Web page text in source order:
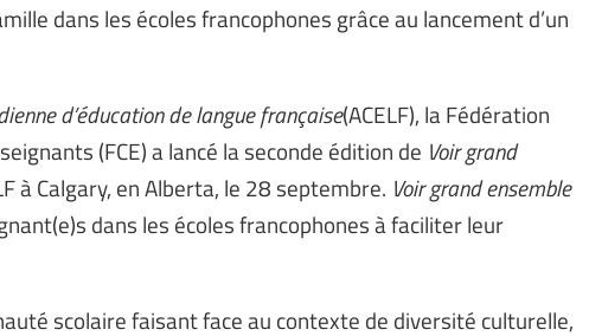
dans les écoles francophones grâce au lancement d’un
d’éducation de langue française(ACELF), la Fédération
(FCE) a lancé la seconde édition de Voir grand
à Calgary, en Alberta, le 28 septembre. Voir grand ensemble
dans les écoles francophones à faciliter leur
scolaire faisant face au contexte de diversité culturelle,